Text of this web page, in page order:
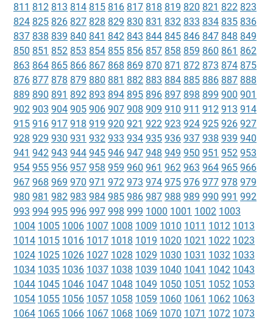
811 812 813 814 815 816 817 818 819 820 821 822 823
824 825 826 827 828 829 830 831 832 833 834 835 836
837 838 839 840 841 842 843 844 845 846 847 848 849
850 851 852 853 854 855 856 857 858 859 860 861 862
863 864 865 866 867 868 869 870 871 872 873 874 875
876 877 878 879 880 881 882 883 884 885 886 887 888
889 890 891 892 893 894 895 896 897 898 899 900 901
902 903 904 905 906 907 908 909 910 911 912 913 914
915 916 917 918 919 920 921 922 923 924 925 926 927
928 929 930 931 932 933 934 935 936 937 938 939 940
941 942 943 944 945 946 947 948 949 950 951 952 953
954 955 956 957 958 959 960 961 962 963 964 965 966
967 968 969 970 971 972 973 974 975 976 977 978 979
980 981 982 983 984 985 986 987 988 989 990 991 992
993 994 995 996 997 998 999 1000 1001 1002 1003
1004 1005 1006 1007 1008 1009 1010 1011 1012 1013
1014 1015 1016 1017 1018 1019 1020 1021 1022 1023
1024 1025 1026 1027 1028 1029 1030 1031 1032 1033
1034 1035 1036 1037 1038 1039 1040 1041 1042 1043
1044 1045 1046 1047 1048 1049 1050 1051 1052 1053
1054 1055 1056 1057 1058 1059 1060 1061 1062 1063
1064 1065 1066 1067 1068 1069 1070 1071 1072 1073